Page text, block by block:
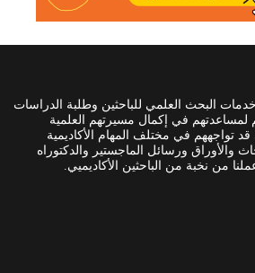
البحث العلمي للباحثين وطلبة الدراسات
لمساعدتهم في إكمال مسيرتهم العلمية
تواجههم في مختلف المهام الأكاديمية
والأوراق ورسائل الماجستير والدكتوراه
من نخبة من الباحثين الأكاديميي.